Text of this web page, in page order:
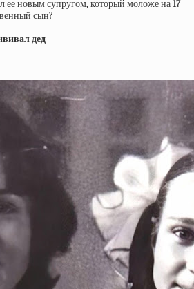
ее новым супругом, который моложе на 17
сын?
дед